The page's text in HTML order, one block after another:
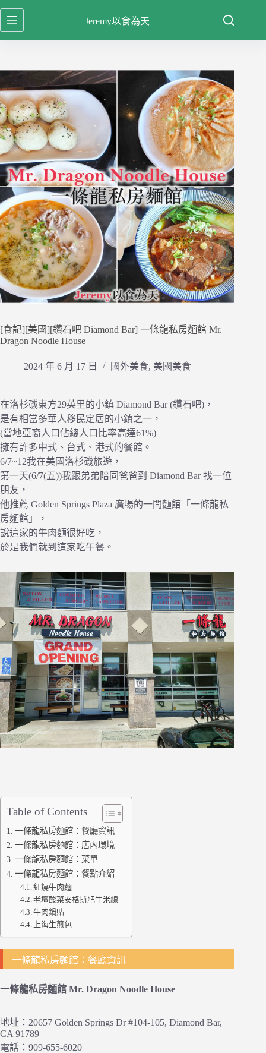
跳
至
容
Jeremy以食為天
[食記][美國][鑽石吧 Diamond Bar] 一條龍私房麵館 Mr.
Dragon Noodle House
2024 年 6 月 17 日 國外美食, 美國美食
在洛杉磯東方29英里的小鎮 Diamond Bar (鑽石吧)，
是有相當多華人移民定居的小鎮之一，
(當地亞裔人口佔總人口比率高達61%)
擁有許多中式、台式、港式的餐館。
6/7~12我在美國洛杉磯旅遊，
第一天(6/7(五))我跟弟弟陪同爸爸到 Diamond Bar 找一位
朋友，
他推薦 Golden Springs Plaza 廣場的一間麵館「一條龍私
房麵館」，
說這家的牛肉麵很好吃，
於是我們就到這家吃午餐。
Table of Contents
一條龍私房麵館：餐廳資訊
一條龍私房麵館：店內環境
一條龍私房麵館：菜單
一條龍私房麵館：餐點介紹
紅燒牛肉麵
老壇酸菜安格斯肥牛米線
牛肉鍋貼
上海生煎包
一條龍私房麵館：餐廳資訊
一條龍私房麵館 Mr. Dragon Noodle House
地址：20657 Golden Springs Dr #104-105, Diamond Bar,
CA 91789
電話：909-655-6020